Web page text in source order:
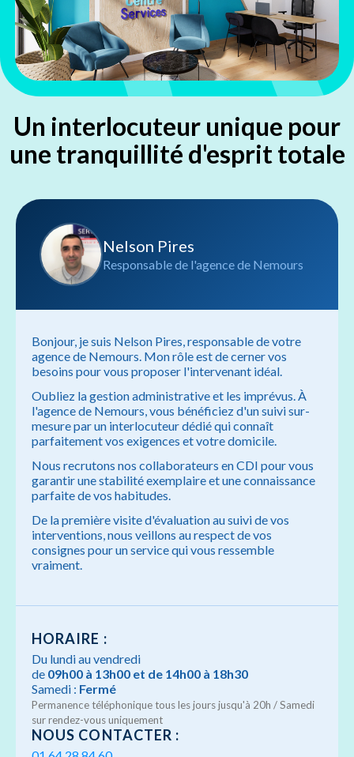
Un interlocuteur unique pour
une tranquillité d'esprit totale
Nelson Pires
Responsable de l'agence de Nemours
Bonjour, je suis Nelson Pires, responsable de votre
agence de Nemours. Mon rôle est de cerner vos
besoins pour vous proposer l'intervenant idéal.
Oubliez la gestion administrative et les imprévus. À
l'agence de Nemours, vous bénéficiez d'un suivi sur-
mesure par un interlocuteur dédié qui connaît
parfaitement vos exigences et votre domicile.
Nous recrutons nos collaborateurs en CDI pour vous
garantir une stabilité exemplaire et une connaissance
parfaite de vos habitudes.
De la première visite d'évaluation au suivi de vos
interventions, nous veillons au respect de vos
consignes pour un service qui vous ressemble
vraiment.
HORAIRE :
Du lundi au vendredi
de 09h00 à 13h00 et de 14h00 à 18h30
Samedi : Fermé
Permanence téléphonique tous les jours jusqu'à 20h / Samedi
sur rendez-vous uniquement
NOUS CONTACTER :